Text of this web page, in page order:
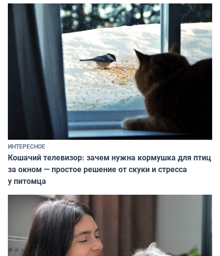
ИНТЕРЕСНОЕ
Кошачий телевизор: зачем нужна кормушка для птиц
за окном — простое решение от скуки и стресса
у питомца